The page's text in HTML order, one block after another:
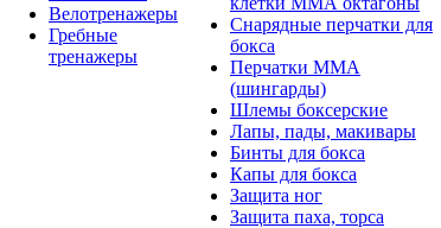
Велотренажеры
Гребные
тренажеры
Снарядные перчатки для
бокса
Перчатки MMA
(шингарды)
Шлемы боксерские
Лапы, пады, макивары
Бинты для бокса
Капы для бокса
Защита ног
Защита паха, торса